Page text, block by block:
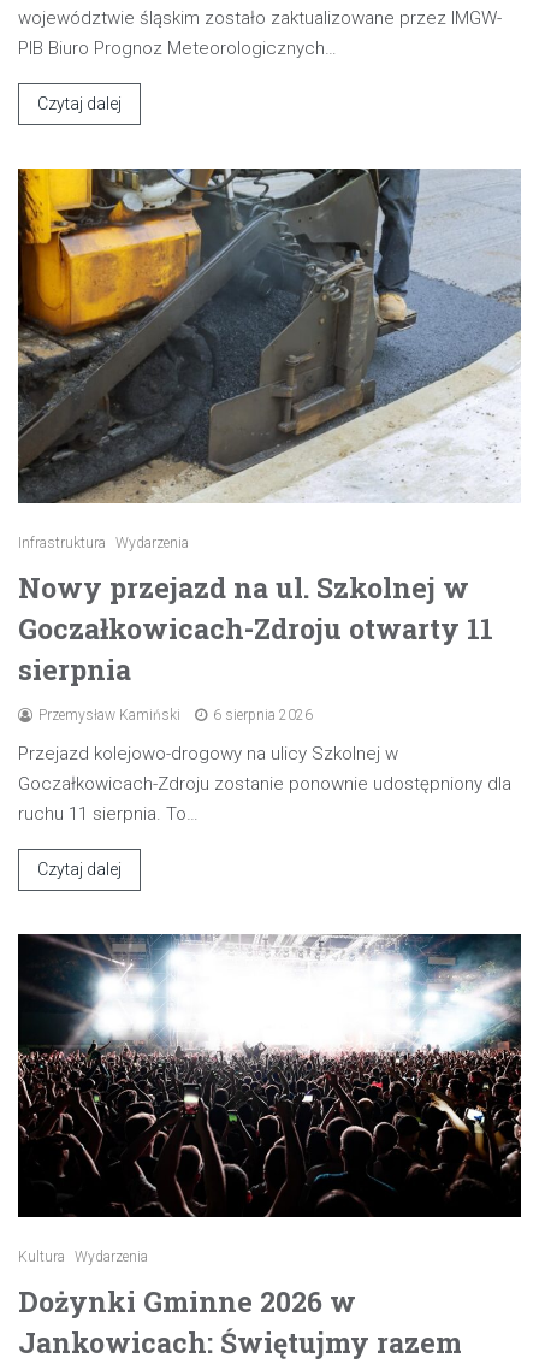
województwie śląskim zostało zaktualizowane przez IMGW-
PIB Biuro Prognoz Meteorologicznych…
Czytaj dalej
Infrastruktura Wydarzenia
Nowy przejazd na ul. Szkolnej w
Goczałkowicach-Zdroju otwarty 11
sierpnia
Przemysław Kamiński 6 sierpnia 2026
Przejazd kolejowo-drogowy na ulicy Szkolnej w
Goczałkowicach-Zdroju zostanie ponownie udostępniony dla
ruchu 11 sierpnia. To…
Czytaj dalej
Kultura Wydarzenia
Dożynki Gminne 2026 w
Jankowicach: Świętujmy razem